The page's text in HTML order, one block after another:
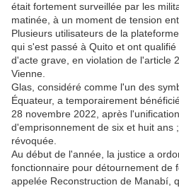
était fortement surveillée par les
matinée, à un moment de tension
Plusieurs utilisateurs de la
qui s'est passé à Quito et ont
d'acte grave, en violation de l'article
Vienne.
Glas, considéré comme l'un des
Équateur, a temporairement
28 novembre 2022, après
d'emprisonnement de six et huit ans
révoquée.
Au début de l'année, la justice a
fonctionnaire pour détournement de
appelée Reconstruction de Manabí,